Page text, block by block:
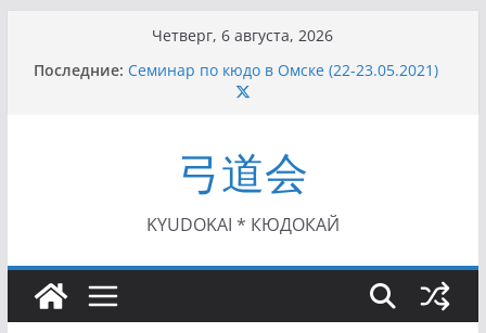
содержимому
Четверг, 6 августа, 2026
Последние: Семинар по кюдо в Омске (22-23.05.2021)
Чемпионат Росcии, Дёмино (2-5.09.2021)
II Кубок Посла Японии в России по Кюдо,
Орёл (25.07.2021)
I этап Кубка Московской области по Кюдо /
Сейдокан II (27.06.2021)
弓道会
KYUDOKAI * КЮДОКАЙ